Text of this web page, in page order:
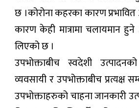
छ ।कोरोना कहरका कारण प्रभावित
कारण केही मात्रामा चलायमान
लिएको छ ।
उपभोक्ताबीच स्वदेशी
व्यवसायी र उपभोक्ताबीच प्रत्यक्ष
उपभोक्ताहरुको चाहना जानकारी